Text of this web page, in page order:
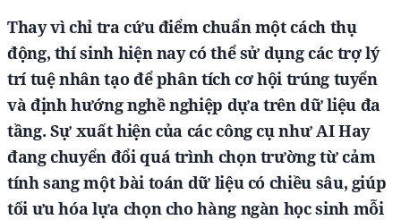
Thay vì chỉ tra cứu điểm chuẩn một cách thụ
động, thí sinh hiện nay có thể sử dụng các trợ lý
trí tuệ nhân tạo để phân tích cơ hội trúng tuyển
và định hướng nghề nghiệp dựa trên dữ liệu đa
tầng. Sự xuất hiện của các công cụ như AI Hay
đang chuyển đổi quá trình chọn trường từ cảm
tính sang một bài toán dữ liệu có chiều sâu, giúp
tối ưu hóa lựa chọn cho hàng ngàn học sinh mỗi